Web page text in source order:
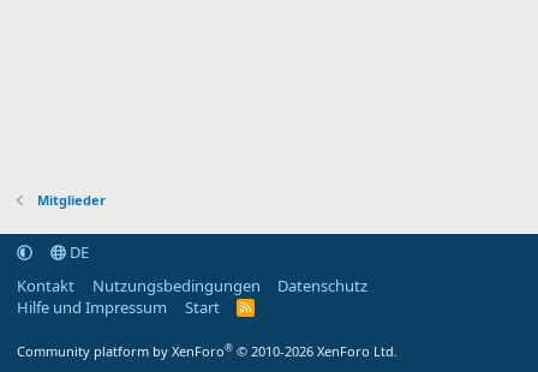
Mitglieder
DE
Kontakt
Nutzungsbedingungen
Datenschutz
Hilfe und Impressum
Start
R
Community platform by XenForo® © 2010-2026 XenForo Ltd.